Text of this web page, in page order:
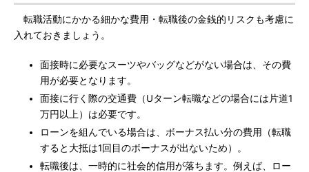
転職活動にかかる細かな費用・転職後の金銭的リスクも考慮に
入れておきましょう。
面接時に必要なスーツやバッグなどがない場合は、その費
用が必要となります。
面接に行く際の交通費（Uターン転職などの場合には片道1
万円以上）は必要です。
ローンを組んでいる場合は、ボーナス払い分の費用（転職
すると大抵は1回目のボーナスが出ないため）。
転職後は、一時的に社会的信用が落ちます。例えば、ロー